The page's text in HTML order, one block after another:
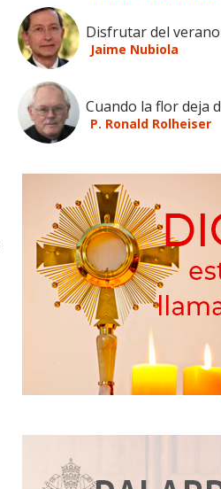
Disfrutar del verano
Jaime Nubiola
Cuando la flor deja
P. Ronald Rolheiser